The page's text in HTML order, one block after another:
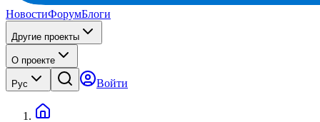
НовостиФорумБлоги
Другие проекты
О проекте
Рус Войти